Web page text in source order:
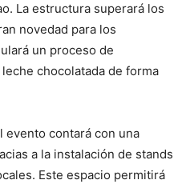
La estructura superará los
novedad para los
un proceso de
chocolatada de forma
evento contará con una
a la instalación de stands
Este espacio permitirá